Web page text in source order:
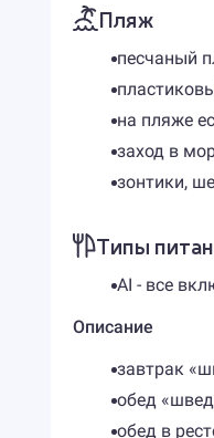
Пляж
песчаный
на пляже
заход в
зонтики,
Типы
AI - все
Описание
завтрак
обед
обед в